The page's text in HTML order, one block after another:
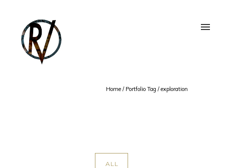
Home / Portfolio Tag /exploration
ALL